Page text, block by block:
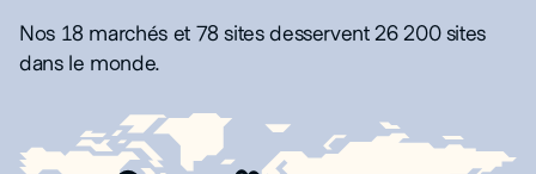
Nos 18 marchés et 78 sites desservent 26 200 sites
dans le monde.